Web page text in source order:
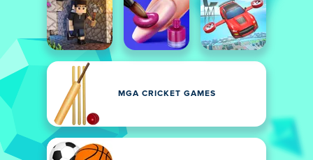
MGA CRICKET GAMES